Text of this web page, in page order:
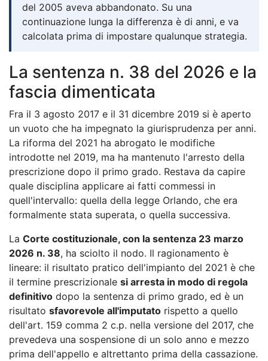
del 2005 aveva abbandonato. Su una
continuazione lunga la differenza è di anni, e va
calcolata prima di impostare qualunque strategia.
La sentenza n. 38 del 2026 e la
fascia dimenticata
Fra il 3 agosto 2017 e il 31 dicembre 2019 si è aperto
un vuoto che ha impegnato la giurisprudenza per anni.
La riforma del 2021 ha abrogato le modifiche
introdotte nel 2019, ma ha mantenuto l'arresto della
prescrizione dopo il primo grado. Restava da capire
quale disciplina applicare ai fatti commessi in
quell'intervallo: quella della legge Orlando, che era
formalmente stata superata, o quella successiva.
La Corte costituzionale, con la sentenza 23 marzo
2026 n. 38, ha sciolto il nodo. Il ragionamento è
lineare: il risultato pratico dell'impianto del 2021 è che
il termine prescrizionale si arresta in modo di regola
definitivo dopo la sentenza di primo grado, ed è un
risultato sfavorevole all'imputato rispetto a quello
dell'art. 159 comma 2 c.p. nella versione del 2017, che
prevedeva una sospensione di un solo anno e mezzo
prima dell'appello e altrettanto prima della cassazione.